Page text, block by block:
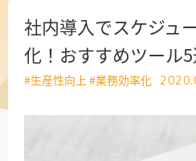
はたらく部署
はたらく課題
社内導入でスケジュ
化！おすすめツール
#生産性向上 #業務効率化